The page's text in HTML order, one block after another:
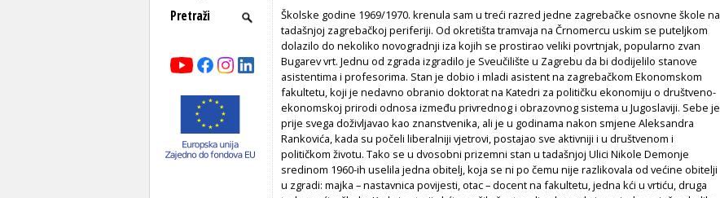
Školske godine 1969/1970. krenula sam u treći razred jedne zagrebačke osnovne škole na
tadašnjoj zagrebačkoj periferiji. Od okretišta tramvaja na Črnomercu uskim se puteljkom
dolazilo do nekoliko novogradnji iza kojih se prostirao veliki povrtnjak, popularno zvan
Bugarev vrt. Jednu od zgrada izgradilo je Sveučilište u Zagrebu da bi dodijelilo stanove
asistentima i profesorima. Stan je dobio i mladi asistent na zagrebačkom Ekonomskom
fakultetu, koji je nedavno obranio doktorat na Katedri za političku ekonomiju o društveno-
ekonomskoj prirodi odnosa između privrednog i obrazovnog sistema u Jugoslaviji. Sebe je
prije svega doživljavao kao znanstvenika, ali je u godinama nakon smjene Aleksandra
Rankovića, kada su počeli liberalniji vjetrovi, postajao sve aktivniji i u društvenom i
političkom životu. Tako se u dvosobni prizemni stan u tadašnjoj Ulici Nikole Demonje
sredinom 1960-ih uselila jedna obitelj, koja se ni po čemu nije razlikovala od većine obitelji
u zgradi: majka – nastavnica povijesti, otac – docent na fakultetu, jedna kći u vrtiću, druga